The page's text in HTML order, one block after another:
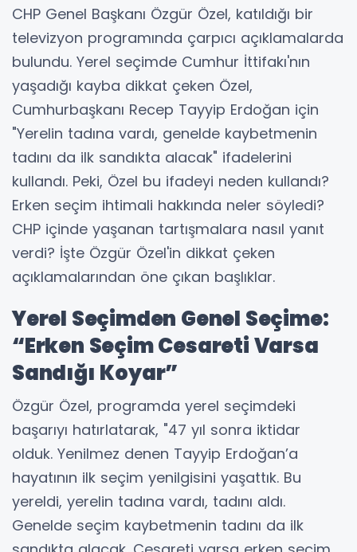
CHP Genel Başkanı Özgür Özel, katıldığı bir
televizyon programında çarpıcı açıklamalarda
bulundu. Yerel seçimde Cumhur İttifakı'nın
yaşadığı kayba dikkat çeken Özel,
Cumhurbaşkanı Recep Tayyip Erdoğan için
"Yerelin tadına vardı, genelde kaybetmenin
tadını da ilk sandıkta alacak" ifadelerini
kullandı. Peki, Özel bu ifadeyi neden kullandı?
Erken seçim ihtimali hakkında neler söyledi?
CHP içinde yaşanan tartışmalara nasıl yanıt
verdi? İşte Özgür Özel'in dikkat çeken
açıklamalarından öne çıkan başlıklar.
Yerel Seçimden Genel Seçime:
“Erken Seçim Cesareti Varsa
Sandığı Koyar”
Özgür Özel, programda yerel seçimdeki
başarıyı hatırlatarak, "47 yıl sonra iktidar
olduk. Yenilmez denen Tayyip Erdoğan’a
hayatının ilk seçim yenilgisini yaşattık. Bu
yereldi, yerelin tadına vardı, tadını aldı.
Genelde seçim kaybetmenin tadını da ilk